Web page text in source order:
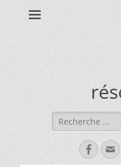
Rechercher :